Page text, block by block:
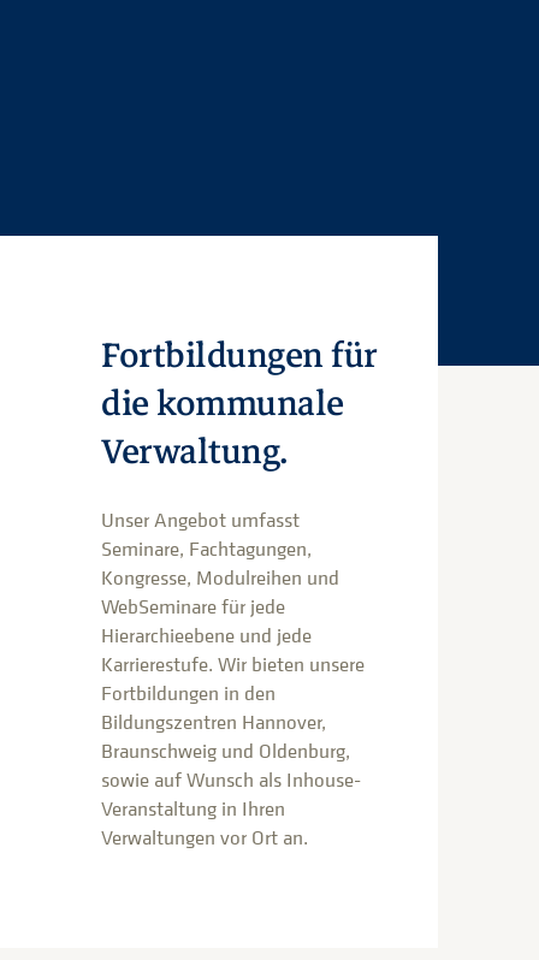
Fortbildungen für
die kommunale
Verwaltung.
Unser Angebot umfasst
Seminare, Fachtagungen,
Kongresse, Modulreihen und
WebSeminare für jede
Hierarchieebene und jede
Karrierestufe. Wir bieten unsere
Fortbildungen in den
Bildungszentren Hannover,
Braunschweig und Oldenburg,
sowie auf Wunsch als Inhouse-
Veranstaltung in Ihren
Verwaltungen vor Ort an.